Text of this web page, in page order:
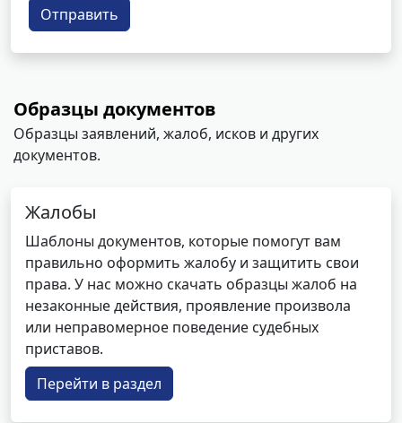
Отправить
Образцы документов
Образцы заявлений, жалоб, исков и других
документов.
Жалобы
Шаблоны документов, которые помогут вам
правильно оформить жалобу и защитить свои
права. У нас можно скачать образцы жалоб на
незаконные действия, проявление произвола
или неправомерное поведение судебных
приставов.
Перейти в раздел